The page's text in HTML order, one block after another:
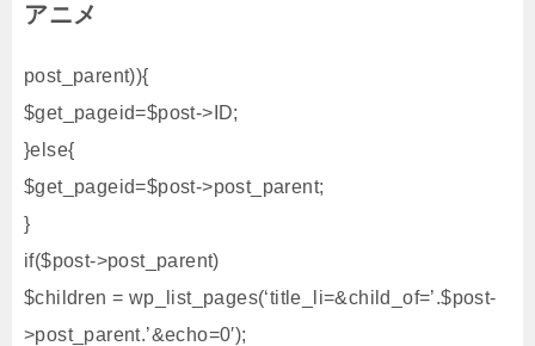
アニメ
post_parent)){
$get_pageid=$post->ID;
}else{
$get_pageid=$post->post_parent;
}
if($post->post_parent)
$children = wp_list_pages(‘title_li=&child_of=’.$post-
>post_parent.’&echo=0′);